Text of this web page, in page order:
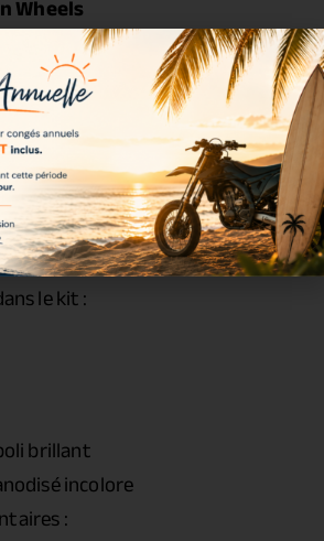
Wheels
zingué
renforcé
inclus
incluses
le kit :
brillant
incolore
: